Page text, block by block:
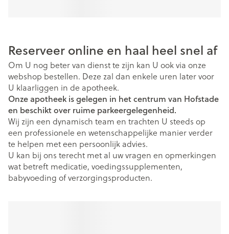
Reserveer online en haal heel snel af
Om U nog beter van dienst te zijn kan U ook via onze
webshop bestellen. Deze zal dan enkele uren later voor
U klaarliggen in de apotheek.
Onze apotheek is gelegen in het centrum van Hofstade
en beschikt over ruime parkeergelegenheid.
Wij zijn een dynamisch team en trachten U steeds op
een professionele en wetenschappelijke manier verder
te helpen met een persoonlijk advies.
U kan bij ons terecht met al uw vragen en opmerkingen
wat betreft medicatie, voedingssupplementen,
babyvoeding of verzorgingsproducten.